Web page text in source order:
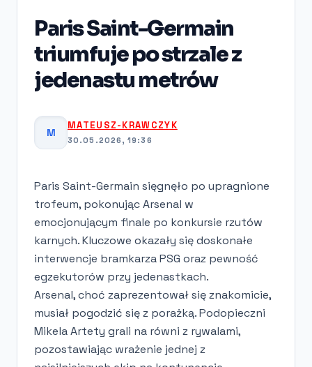
Paris Saint-Germain
triumfuje po strzale z
jedenastu metrów
M
MATEUSZ-KRAWCZYK
30.05.2026, 19:36
Paris Saint-Germain sięgnęło po upragnione
trofeum, pokonując Arsenal w
emocjonującym finale po konkursie rzutów
karnych. Kluczowe okazały się doskonałe
interwencje bramkarza PSG oraz pewność
egzekutorów przy jedenastkach.
Arsenal, choć zaprezentował się znakomicie,
musiał pogodzić się z porażką. Podopieczni
Mikela Artety grali na równi z rywalami,
pozostawiając wrażenie jednej z